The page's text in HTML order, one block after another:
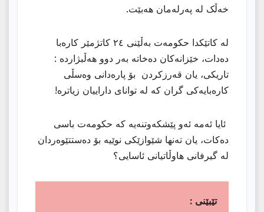
خەڵک لە پەرلەمان هەبێت.
لە کاتێکدا حکومەت بەڵێنی ٢٤ کاتژمێر کارەبا
دەدات، خێزانەکان دەخاتە بەر دوو هەڵبژاردە :
تاریکی، یان قەرزکردن بۆ پارەدانی وەسڵی
کارەبایەکی گران کە لە توانای داراییان زیاترە!
ئایا ئەمە ئەو پێشکەوتنەیە کە حکومەت باسی
دەکات، یان تەنها شێوازێکی نوێیە بۆ دەستتێوەردان
لە گیرفانی هاوڵاتیانی ئاسایی؟
تێبێنى :